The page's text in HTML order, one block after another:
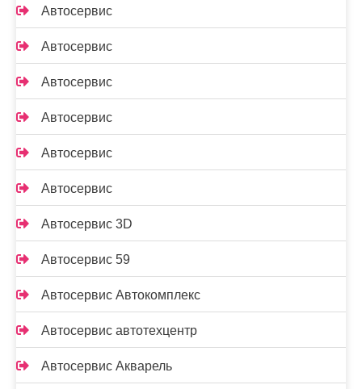
Автосервис
Автосервис
Автосервис
Автосервис
Автосервис
Автосервис
Автосервис 3D
Автосервис 59
Автосервис Автокомплекс
Автосервис автотехцентр
Автосервис Акварель